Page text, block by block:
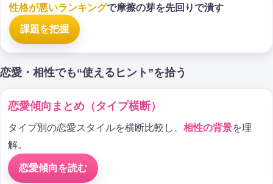
性格が悪いランキングで摩擦の芽を先回りで潰す
課題を把握
恋愛・相性でも“使えるヒント”を拾う
恋愛傾向まとめ（タイプ横断）
タイプ別の恋愛スタイルを横断比較し、 相性の背景を理
解。
恋愛傾向を読む